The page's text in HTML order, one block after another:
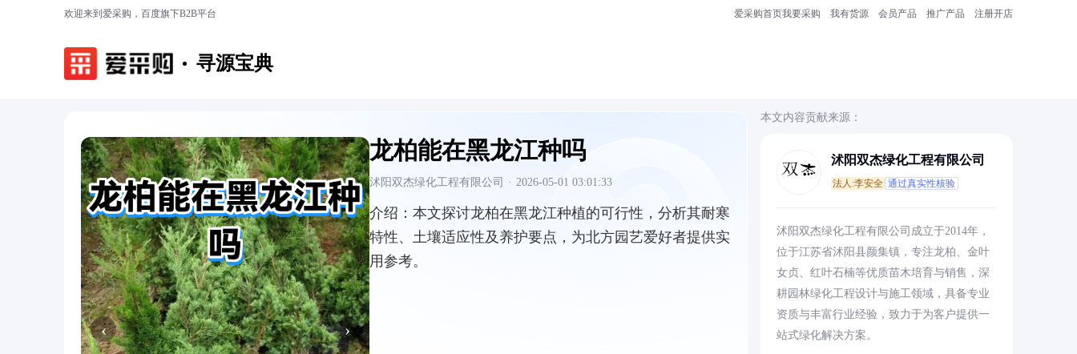
欢迎来到爱采购，百度旗下B2B平台 爱采购首页我要采购 我有货源 会员产品 推广产品 注册开店
寻源宝典
‹ ›
龙柏能在黑龙江种吗
沭阳双杰绿化工程有限公司 · 2026-05-01 03:01:33
介绍： 本文探讨龙柏在黑龙江种植的可行性，分析其耐寒
特性、土壤适应性及养护要点，为北方园艺爱好者提供实
用参考。
本文内容贡献来源：
沭阳双杰绿化工程有限公司
法人:李安全 通过真实性核验
沭阳双杰绿化工程有限公司成立于2014年，
位于江苏省沭阳县颜集镇，专注龙柏、金叶
女贞、红叶石楠等优质苗木培育与销售，深
耕园林绿化工程设计与施工领域，具备专业
资质与丰富行业经验，致力于为客户提供一
站式绿化解决方案。